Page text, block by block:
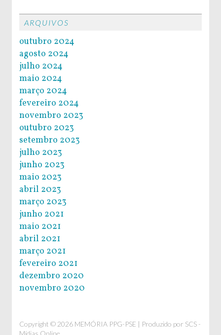
ARQUIVOS
outubro 2024
agosto 2024
julho 2024
maio 2024
março 2024
fevereiro 2024
novembro 2023
outubro 2023
setembro 2023
julho 2023
junho 2023
maio 2023
abril 2023
março 2023
junho 2021
maio 2021
abril 2021
março 2021
fevereiro 2021
dezembro 2020
novembro 2020
Copyright © 2026 MEMÓRIA PPG-PSE | Produzido por SCS -